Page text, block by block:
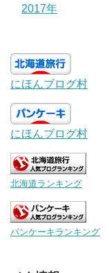
2017年
にほんブログ村
にほんブログ村
北海道ランキング
パンケーキランキング